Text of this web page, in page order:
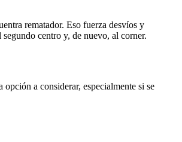
rematador. Eso fuerza desvíos y
centro y, de nuevo, al corner.
a considerar, especialmente si se